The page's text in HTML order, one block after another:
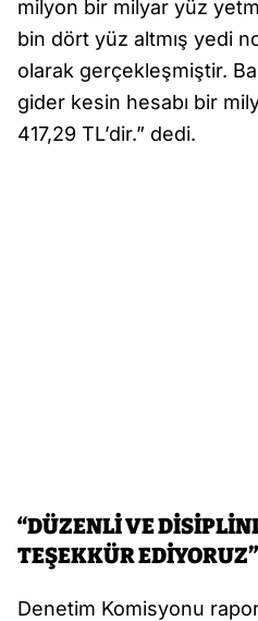
milyon bir milyar yüz
bin dört yüz altmış yedi
olarak gerçekleşmiştir.
gider kesin hesabı bir
417,29 TL’dir.” dedi.
“DÜZENLİ VE
TEŞEKKÜR EDİYORUZ”
Denetim Komisyonu